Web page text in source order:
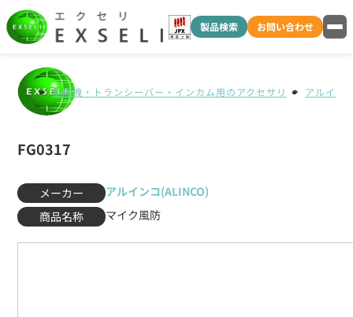
製品検索 お問い合わせ
無線機・トランシーバー・インカム用のアクセサリ アルイン
FG0317
メーカー
アルインコ(ALINCO)
商品名称
マイク風防